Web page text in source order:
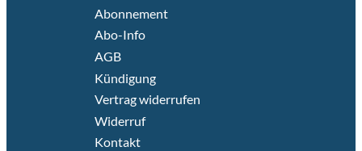
Abonnement
Abo-Info
AGB
Kündigung
Vertrag widerrufen
Widerruf
Kontakt